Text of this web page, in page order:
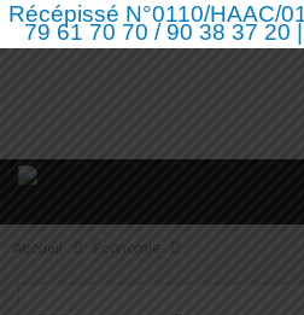
Récépissé N°0110/HAAC/
79 61 70 70 / 90 38 37 20
Accueil Économie